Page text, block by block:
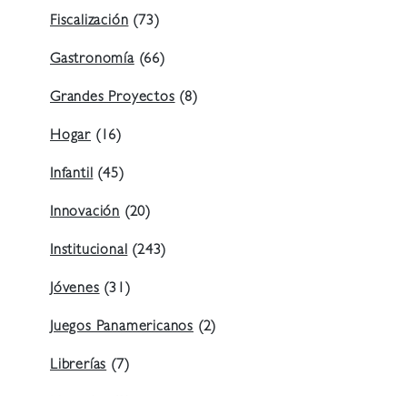
Fiscalización(73)
Gastronomía(66)
Grandes Proyectos(8)
Hogar (16)
Infantil(45)
Innovación (20)
Institucional(243)
Jóvenes(31)
Juegos Panamericanos (2)
Librerías(7)